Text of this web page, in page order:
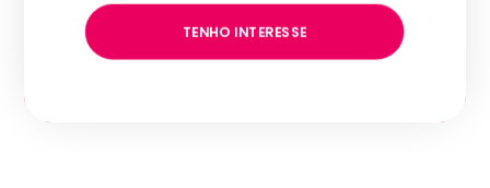
TENHO INTERESSE